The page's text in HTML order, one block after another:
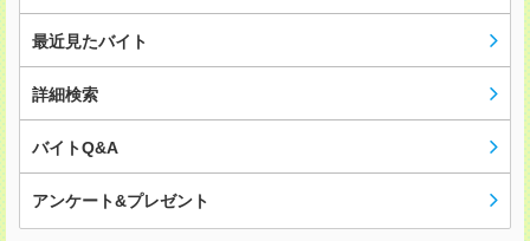
最近見たバイト
詳細検索
バイトQ&A
アンケート&プレゼント